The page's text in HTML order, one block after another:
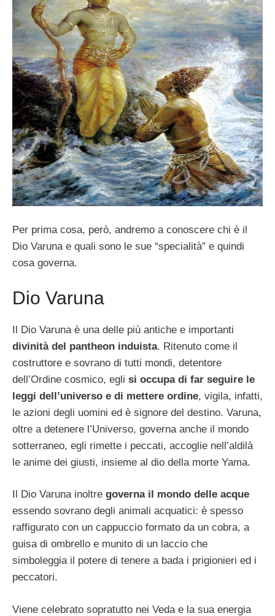
Per prima cosa, però, andremo a conoscere chi è il
Dio Varuna e quali sono le sue “specialità” e quindi
cosa governa.
Dio Varuna
Il Dio Varuna è una delle più antiche e importanti
divinità del pantheon induista. Ritenuto come il
costruttore e sovrano di tutti mondi, detentore
dell’Ordine cosmico, egli si occupa di far seguire le
leggi dell’universo e di mettere ordine, vigila, infatti,
le azioni degli uomini ed è signore del destino. Varuna,
oltre a detenere l’Universo, governa anche il mondo
sotterraneo, egli rimette i peccati, accoglie nell’aldilà
le anime dei giusti, insieme al dio della morte Yama.
Il Dio Varuna inoltre governa il mondo delle acque
essendo sovrano degli animali acquatici: è spesso
raffigurato con un cappuccio formato da un cobra, a
guisa di ombrello e munito di un laccio che
simboleggia il potere di tenere a bada i prigionieri ed i
peccatori.
Viene celebrato sopratutto nei Veda e la sua energia